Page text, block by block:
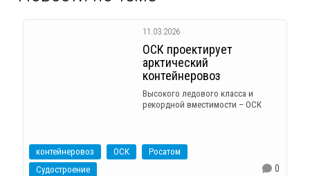
11.03.2026
ОСК проектирует
арктический
контейнеровоз
Высокого ледового класса и
рекордной вместимости – ОСК
контейнеровоз ОСК
Росатом
Судостроение
0